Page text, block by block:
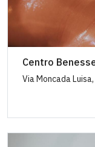
Centro
Via Moncada